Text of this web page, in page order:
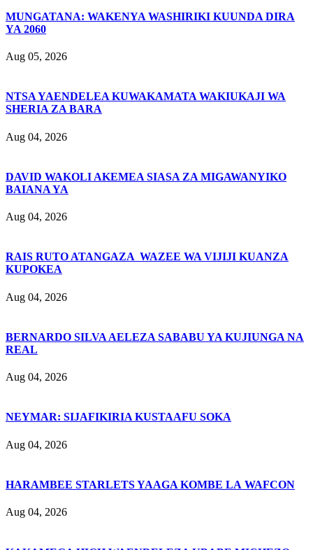
MUNGATANA: WAKENYA WASHIRIKI KUUNDA DIRA
YA 2060
Aug 05, 2026
NTSA YAENDELEA KUWAKAMATA WAKIUKAJI WA
SHERIA ZA BARA
Aug 04, 2026
DAVID WAKOLI AKEMEA SIASA ZA MIGAWANYIKO
BAIANA YA
Aug 04, 2026
RAIS RUTO ATANGAZA WAZEE WA VIJIJI KUANZA
KUPOKEA
Aug 04, 2026
BERNARDO SILVA AELEZA SABABU YA KUJIUNGA NA
REAL
Aug 04, 2026
NEYMAR: SIJAFIKIRIA KUSTAAFU SOKA
Aug 04, 2026
HARAMBEE STARLETS YAAGA KOMBE LA WAFCON
Aug 04, 2026